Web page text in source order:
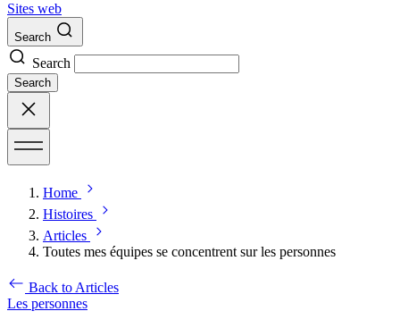
Sites web
Search
Search
Search
Home
Histoires
Articles
Toutes mes équipes se concentrent sur les personnes
Back to Articles
Les personnes